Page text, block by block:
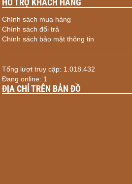
Chính sách mua hàng
Chính sách đổi trả
Chính sách bảo mật thông tin
Tổng lượt truy cập: 1.018.432
Đang online: 1
ĐỊA CHỈ TRÊN BẢN ĐỒ